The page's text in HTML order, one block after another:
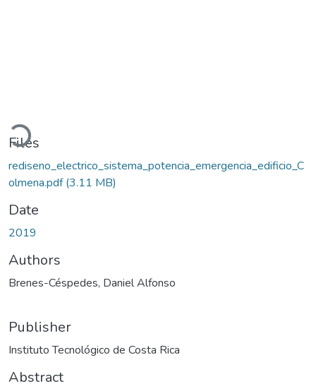
Files
rediseno_electrico_sistema_potencia_emergencia_edificio_C
olmena.pdf(3.11 MB)
Date
2019
Authors
Brenes-Céspedes, Daniel Alfonso
Publisher
Instituto Tecnológico de Costa Rica
Abstract